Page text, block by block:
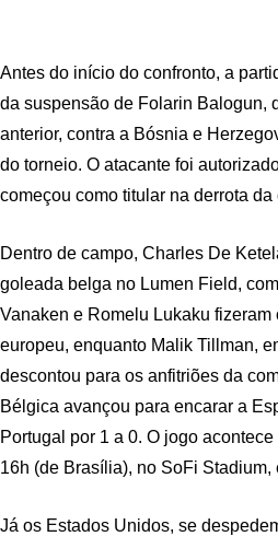
Antes do início do confronto, a
da suspensão de Folarin Balogun,
anterior, contra a Bósnia e
do torneio. O atacante foi
começou como titular na derrota
Dentro de campo, Charles De
goleada belga no Lumen Field,
Vanaken e Romelu Lukaku fizeram
europeu, enquanto Malik Tillman,
descontou para os anfitriões da
Bélgica avançou para encarar a
Portugal por 1 a 0. O jogo
16h (de Brasília), no SoFi Stadium,
Já os Estados Unidos, se